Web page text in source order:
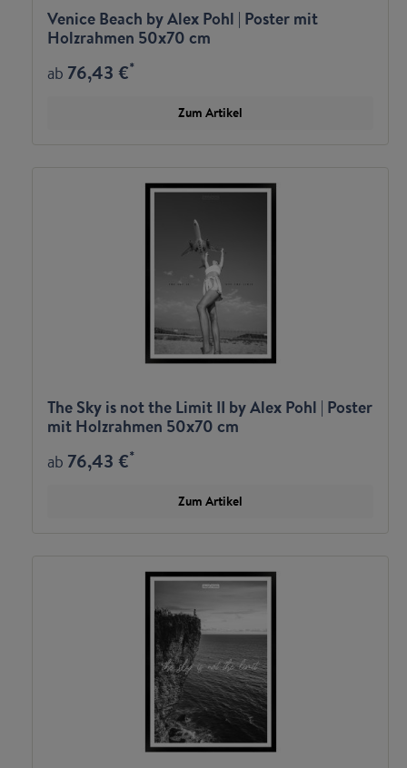
Venice Beach by Alex Pohl | Poster mit
Holzrahmen 50x70 cm
ab 76,43 €*
Zum Artikel
The Sky is not the Limit II by Alex Pohl | Poster
mit Holzrahmen 50x70 cm
ab 76,43 €*
Zum Artikel